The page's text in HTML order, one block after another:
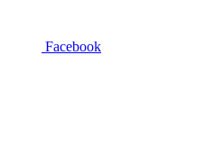
Facebook